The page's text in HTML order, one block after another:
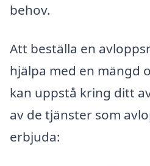
behov.
Att beställa en
hjälpa med en mängd
kan uppstå kring ditt
av de tjänster som
erbjuda: